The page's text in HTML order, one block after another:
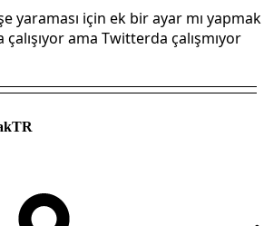
yaraması için ek bir ayar mı yapmak
çalışıyor ama Twitterda çalışmıyor